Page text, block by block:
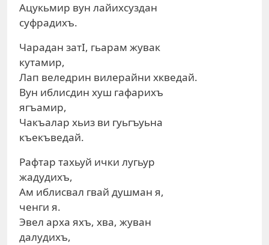
Ацукьмир вун лайихсуздан
суфрадихъ.
Чарадан затI, гьарам жувак
кутамир,
Лап веледрин вилерайни хкведай.
Вун иблисдин хуш гафарихъ
ягъамир,
Чакъалар хьиз ви гуьгъуьна
къекъведай.
Рафтар тахьуй ички лугьур
жадудихъ,
Ам иблисвал гвай душман я,
ченги я.
Эвел арха яхъ, хва, жуван
далудихъ,